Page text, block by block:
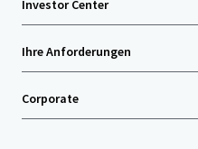
Investor Center
Ihre Anforderungen
Corporate